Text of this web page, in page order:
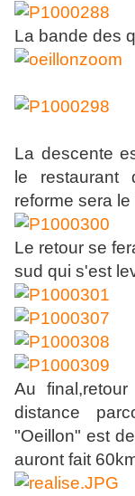
La bande des
La descente
le
reforme sera
Le retour se
sud qui s'est
Au
distance
"Oeillon" est
auront fait